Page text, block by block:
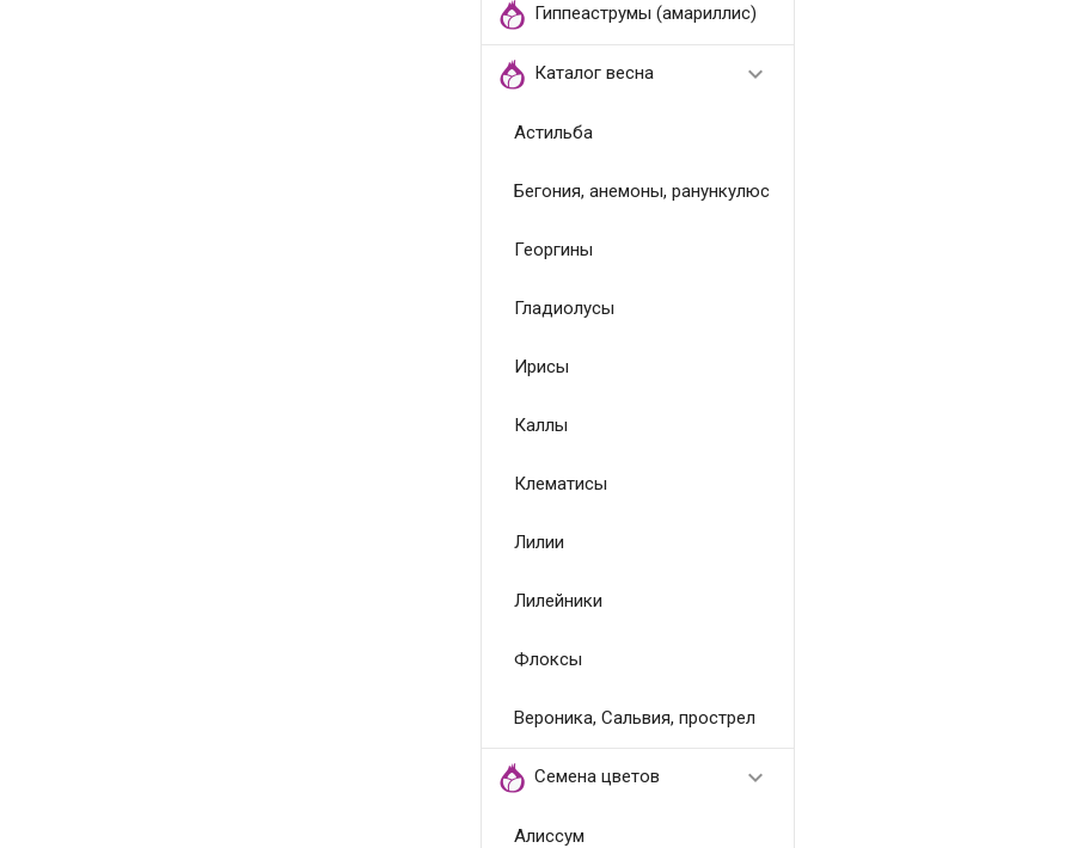
Гиппеаструмы (амариллис)
Каталог весна 
Астильба
Бегония, анемоны, ранункулюс
Георгины
Гладиолусы
Ирисы
Каллы
Клематисы
Лилии
Лилейники
Флоксы
Вероника, Сальвия, прострел
Семена цветов 
Алиссум